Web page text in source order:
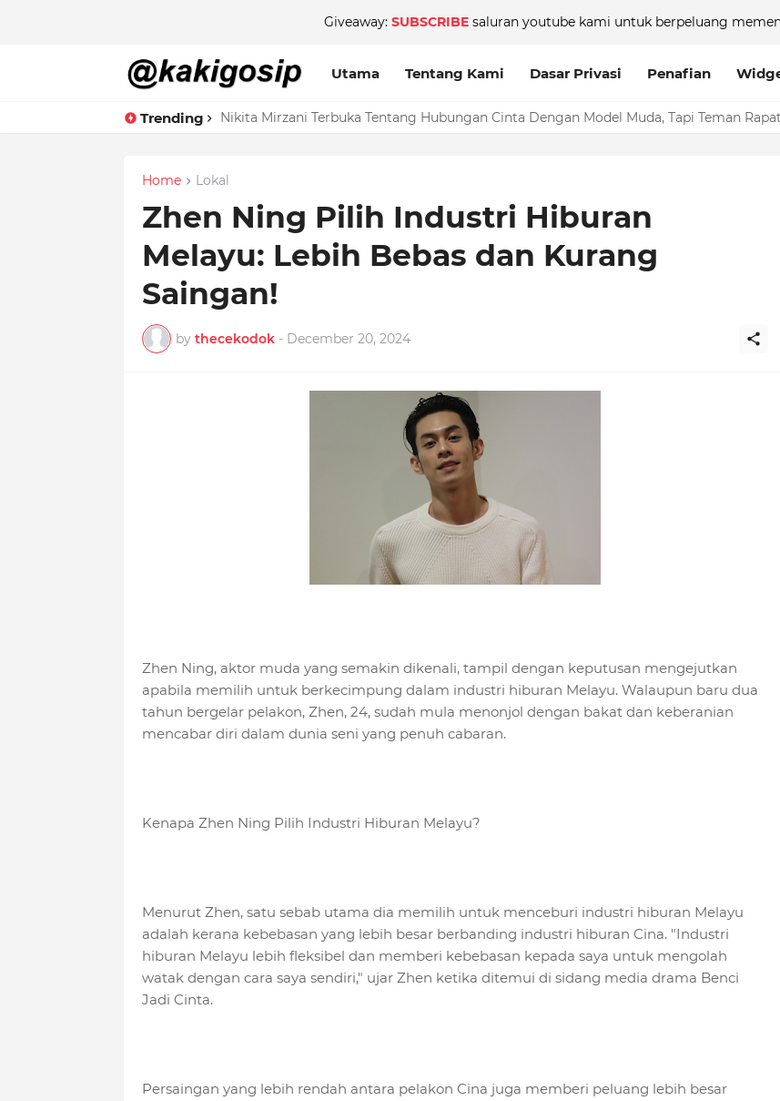
Giveaway: SUBSCRIBEsaluran youtube kami untuk berpeluang
Utama Tentang Kami Dasar Privasi Penafian
Trending Nikita Mirzani Terbuka Tentang Hubungan Cinta Dengan Model Muda, Tapi Teman
Home Lokal
Zhen Ning Pilih Industri Hiburan
Melayu: Lebih Bebas dan Kurang
Saingan!
by thecekodok - December 20, 2024
Zhen Ning, aktor muda yang semakin dikenali, tampil dengan keputusan mengejutkan
apabila memilih untuk berkecimpung dalam industri hiburan Melayu. Walaupun baru dua
tahun bergelar pelakon, Zhen, 24, sudah mula menonjol dengan bakat dan keberanian
mencabar diri dalam dunia seni yang penuh cabaran.
Kenapa Zhen Ning Pilih Industri Hiburan Melayu?
Menurut Zhen, satu sebab utama dia memilih untuk menceburi industri hiburan Melayu
adalah kerana kebebasan yang lebih besar berbanding industri hiburan Cina. "Industri
hiburan Melayu lebih fleksibel dan memberi kebebasan kepada saya untuk mengolah
watak dengan cara saya sendiri," ujar Zhen ketika ditemui di sidang media drama Benci
Jadi Cinta.
Persaingan yang lebih rendah antara pelakon Cina juga memberi peluang lebih besar